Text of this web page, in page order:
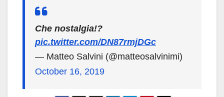
Che nostalgia!?
pic.twitter.com/DN87rmjDGc
— Matteo Salvini (@matteosalvinimi)
October 16, 2019